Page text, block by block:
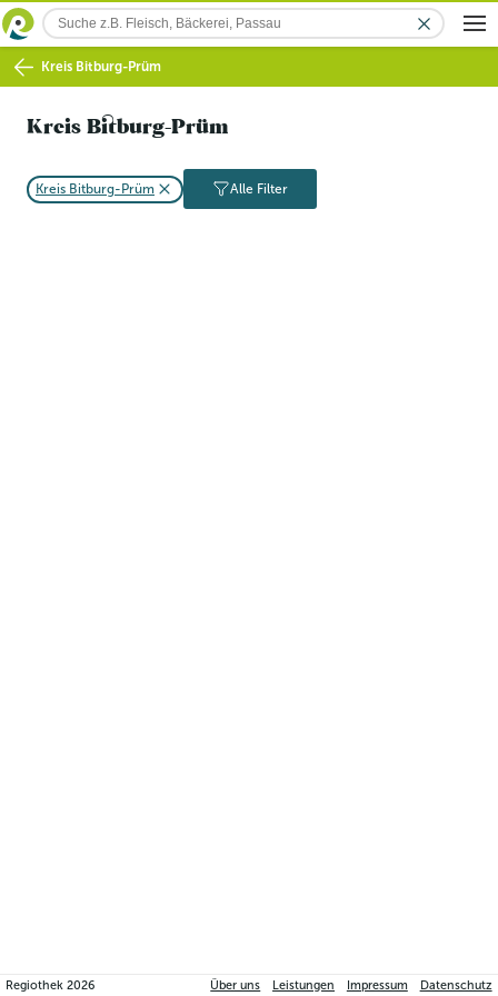
Kreis Bitburg-Prüm
Kreis Bitburg-Prüm
Kreis Bitburg-Prüm Alle Filter
Regiothek2026 Über uns Leistungen Impressum Datenschutz